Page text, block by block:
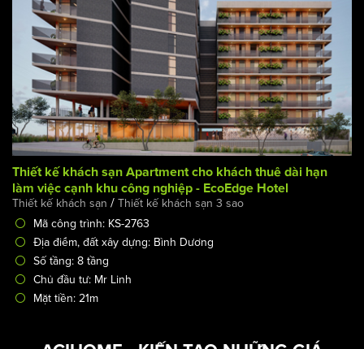
Thiết kế khách sạn Apartment cho khách thuê dài hạn
làm việc cạnh khu công nghiệp - EcoEdge Hotel
Thiết kế khách sạn/
Mã công trình: KS-2763
Địa điểm, đất xây dựng: Bình Dương
Chủ đầu tư: Mr Linh